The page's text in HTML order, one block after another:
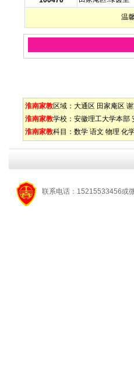
温
淮南家教区域： 大通区 田家庵区
淮南家教学校： 安徽理工大学本部
淮南家教科目： 数学 语文 物理 化
联系电话：15215533456或